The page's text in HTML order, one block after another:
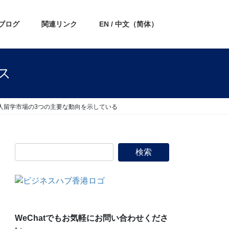
ログ 関連リンク EN / 中文（简体）
学市場の3つの主要な動向を示している
WeChatでもお気軽にお問い合わせくださ